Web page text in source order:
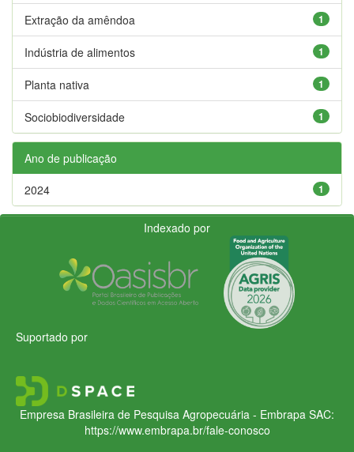
1
Extração da amêndoa
1
Indústria de alimentos
1
Planta nativa
1
Sociobiodiversidade
Ano de publicação
1
2024
Indexado por
Suportado por
Empresa Brasileira de Pesquisa Agropecuária - Embrapa SAC:
https://www.embrapa.br/fale-conosco